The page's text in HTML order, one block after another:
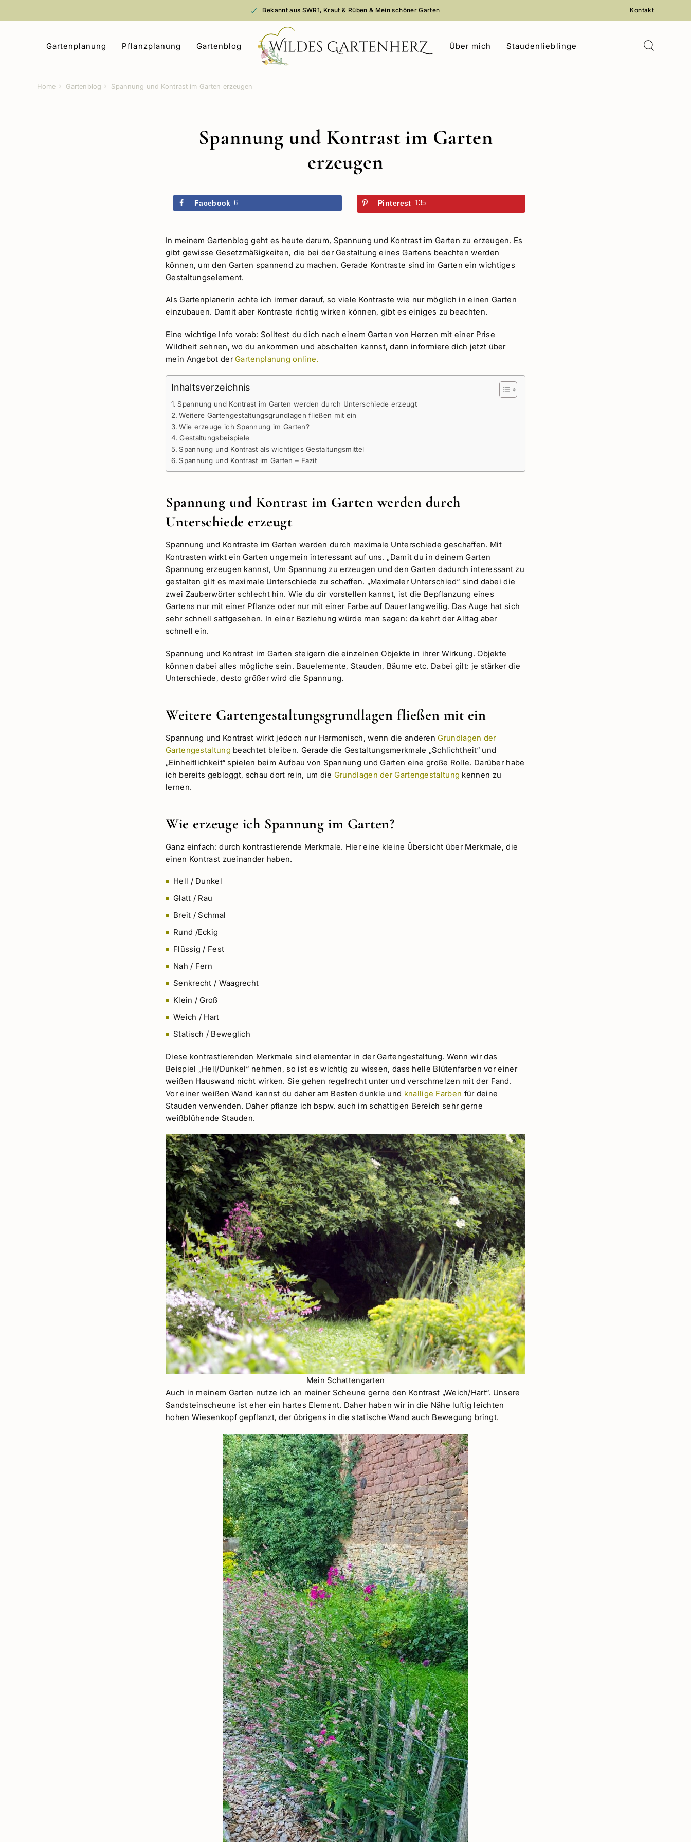
Bekannt aus SWR1, Kraut & Rüben & Mein schöner Garten Kontakt
Gartenplanung Pflanzplanung Gartenblog Über mich Staudenlieblinge
Home Gartenblog Spannung und Kontrast im Garten erzeugen
Spannung und Kontrast im Garten
erzeugen
Facebook 6 Pinterest 135
In meinem Gartenblog geht es heute darum, Spannung und Kontrast im Garten zu erzeugen. Es
gibt gewisse Gesetzmäßigkeiten, die bei der Gestaltung eines Gartens beachten werden
können, um den Garten spannend zu machen. Gerade Kontraste sind im Garten ein wichtiges
Gestaltungselement.
Als Gartenplanerin achte ich immer darauf, so viele Kontraste wie nur möglich in einen Garten
einzubauen. Damit aber Kontraste richtig wirken können, gibt es einiges zu beachten.
Eine wichtige Info vorab: Solltest du dich nach einem Garten von Herzen mit einer Prise
Wildheit sehnen, wo du ankommen und abschalten kannst, dann informiere dich jetzt über
mein Angebot derGartenplanung online.
Inhaltsverzeichnis
Spannung und Kontrast im Garten werden durch Unterschiede erzeugt
Weitere Gartengestaltungsgrundlagen fließen mit ein
Wie erzeuge ich Spannung im Garten?
Gestaltungsbeispiele
Spannung und Kontrast als wichtiges Gestaltungsmittel
Spannung und Kontrast im Garten – Fazit
Spannung und Kontrast im Garten werden durch
Unterschiede erzeugt
Spannung und Kontraste im Garten werden durch maximale Unterschiede geschaffen. Mit
Kontrasten wirkt ein Garten ungemein interessant auf uns. „Damit du in deinem Garten
Spannung erzeugen kannst, Um Spannung zu erzeugen und den Garten dadurch interessant zu
gestalten gilt es maximale Unterschiede zu schaffen. „Maximaler Unterschied“ sind dabei die
zwei Zauberwörter schlecht hin. Wie du dir vorstellen kannst, ist die Bepflanzung eines
Gartens nur mit einer Pflanze oder nur mit einer Farbe auf Dauer langweilig. Das Auge hat sich
sehr schnell sattgesehen. In einer Beziehung würde man sagen: da kehrt der Alltag aber
schnell ein.
Spannung und Kontrast im Garten steigern die einzelnen Objekte in ihrer Wirkung. Objekte
können dabei alles mögliche sein. Bauelemente, Stauden, Bäume etc. Dabei gilt: je stärker die
Unterschiede, desto größer wird die Spannung.
Weitere Gartengestaltungsgrundlagen fließen mit ein
Spannung und Kontrast wirkt jedoch nur Harmonisch, wenn die anderenGrundlagen der
Gartengestaltung beachtet bleiben. Gerade die Gestaltungsmerkmale „Schlichtheit“ und
„Einheitlichkeit“ spielen beim Aufbau von Spannung und Garten eine große Rolle. Darüber habe
ich bereits gebloggt, schau dort rein, um die Grundlagen der Gartengestaltung kennen zu
lernen.
Wie erzeuge ich Spannung im Garten?
Ganz einfach: durch kontrastierende Merkmale. Hier eine kleine Übersicht über Merkmale, die
einen Kontrast zueinander haben.
Hell / Dunkel
Glatt / Rau
Breit / Schmal
Rund /Eckig
Flüssig / Fest
Nah / Fern
Senkrecht / Waagrecht
Klein / Groß
Weich / Hart
Statisch / Beweglich
Diese kontrastierenden Merkmale sind elementar in der Gartengestaltung. Wenn wir das
Beispiel „Hell/Dunkel“ nehmen, so ist es wichtig zu wissen, dass helle Blütenfarben vor einer
weißen Hauswand nicht wirken. Sie gehen regelrecht unter und verschmelzen mit der Fand.
Vor einer weißen Wand kannst du daher am Besten dunkle und knallige Farben für deine
Stauden verwenden. Daher pflanze ich bspw. auch im schattigen Bereich sehr gerne
weißblühende Stauden.
Mein Schattengarten
Auch in meinem Garten nutze ich an meiner Scheune gerne den Kontrast „Weich/Hart“. Unsere
Sandsteinscheune ist eher ein hartes Element. Daher haben wir in die Nähe luftig leichten
hohen Wiesenkopf gepflanzt, der übrigens in die statische Wand auch Bewegung bringt.